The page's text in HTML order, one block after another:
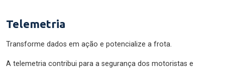
Telemetria
Transforme dados em ação e potencialize a frota.
A telemetria contribui para a segurança dos motoristas e